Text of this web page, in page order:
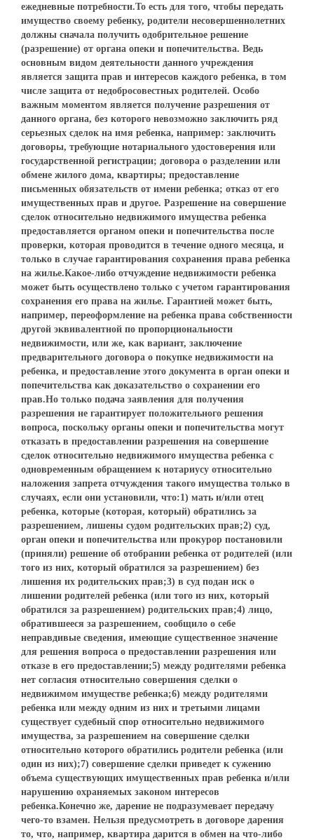
ежедневные потребности.То есть для того, чтобы передать
имущество своему ребенку, родители несовершеннолетних
должны сначала получить одобрительное решение
(разрешение) от органа опеки и попечительства. Ведь
основным видом деятельности данного учреждения
является защита прав и интересов каждого ребенка, в том
числе защита от недобросовестных родителей. Особо
важным моментом является получение разрешения от
данного органа, без которого невозможно заключить ряд
серьезных сделок на имя ребенка, например: заключить
договоры, требующие нотариального удостоверения или
государственной регистрации; договора о разделении или
обмене жилого дома, квартиры; предоставление
письменных обязательств от имени ребенка; отказ от его
имущественных прав и другое. Разрешение на совершение
сделок относительно недвижимого имущества ребенка
предоставляется органом опеки и попечительства после
проверки, которая проводится в течение одного месяца, и
только в случае гарантирования сохранения права ребенка
на жилье.Какое-либо отчуждение недвижимости ребенка
может быть осуществлено только с учетом гарантирования
сохранения его права на жилье. Гарантией может быть,
например, переоформление на ребенка права собственности
другой эквивалентной по пропорциональности
недвижимости, или же, как вариант, заключение
предварительного договора о покупке недвижимости на
ребенка, и предоставление этого документа в орган опеки и
попечительства как доказательство о сохранении его
прав.Но только подача заявления для получения
разрешения не гарантирует положительного решения
вопроса, поскольку органы опеки и попечительства могут
отказать в предоставлении разрешения на совершение
сделок относительно недвижимого имущества ребенка с
одновременным обращением к нотариусу относительно
наложения запрета отчуждения такого имущества только в
случаях, если они установили, что:1) мать и/или отец
ребенка, которые (которая, который) обратились за
разрешением, лишены судом родительских прав;2) суд,
орган опеки и попечительства или прокурор постановили
(приняли) решение об отобрании ребенка от родителей (или
того из них, который обратился за разрешением) без
лишения их родительских прав;3) в суд подан иск о
лишении родителей ребенка (или того из них, который
обратился за разрешением) родительских прав;4) лицо,
обратившееся за разрешением, сообщило о себе
неправдивые сведения, имеющие существенное значение
для решения вопроса о предоставлении разрешения или
отказе в его предоставлении;5) между родителями ребенка
нет согласия относительно совершения сделки о
недвижимом имуществе ребенка;6) между родителями
ребенка или между одним из них и третьими лицами
существует судебный спор относительно недвижимого
имущества, за разрешением на совершение сделки
относительно которого обратились родители ребенка (или
один из них);7) совершение сделки приведет к сужению
объема существующих имущественных прав ребенка и/или
нарушению охраняемых законом интересов
ребенка.Конечно же, дарение не подразумевает передачу
чего-то взамен. Нельзя предусмотреть в договоре дарения
то, что, например, квартира дарится в обмен на что-либо